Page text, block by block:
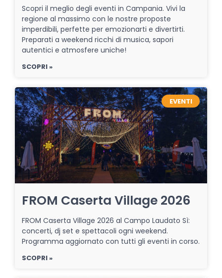
Scopri il meglio degli eventi in Campania. Vivi la
regione al massimo con le nostre proposte
imperdibili, perfette per emozionarti e divertirti.
Preparati a weekend ricchi di musica, sapori
autentici e atmosfere uniche!
SCOPRI »
EVENTI
FROM Caserta Village 2026
FROM Caserta Village 2026 al Campo Laudato Sì:
concerti, dj set e spettacoli ogni weekend.
Programma aggiornato con tutti gli eventi in corso.
SCOPRI »